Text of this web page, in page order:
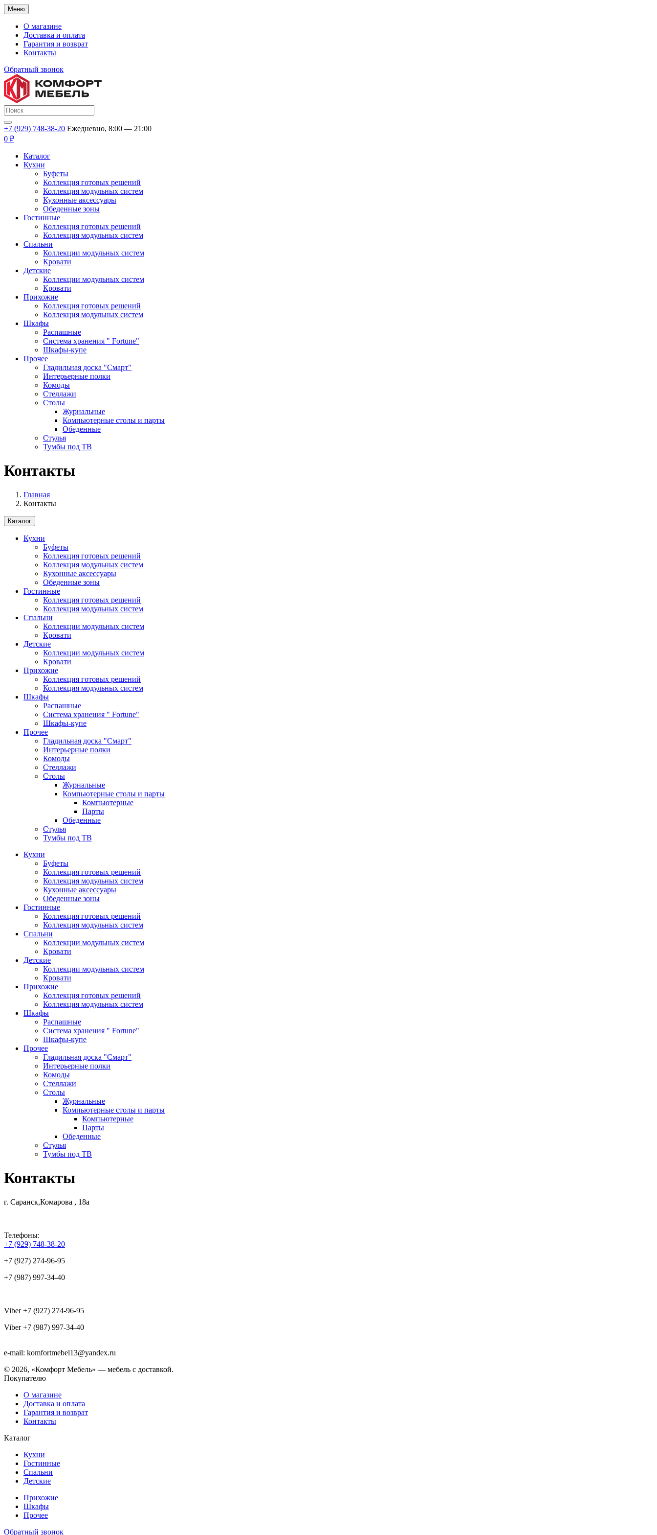
Меню
О магазине
Доставка и оплата
Гарантия и возврат
Контакты
Обратный звонок
+7 (929) 748-38-20 Ежедневно, 8:00 — 21:00
0 ₽
Каталог
Кухни
Буфеты
Коллекция готовых решений
Коллекция модульных систем
Кухонные аксессуары
Обеденные зоны
Гостинные
Коллекция готовых решений
Коллекция модульных систем
Спальни
Коллекции модульных систем
Кровати
Детские
Коллекции модульных систем
Кровати
Прихожие
Коллекция готовых решений
Коллекция модульных систем
Шкафы
Распашные
Система хранения " Fortune"
Шкафы-купе
Прочее
Гладильная доска "Смарт"
Интерьерные полки
Комоды
Стеллажи
Столы
Журнальные
Компьютерные столы и парты
Обеденные
Стулья
Тумбы под ТВ
Контакты
Главная
Контакты
Каталог
Кухни
Буфеты
Коллекция готовых решений
Коллекция модульных систем
Кухонные аксессуары
Обеденные зоны
Гостинные
Коллекция готовых решений
Коллекция модульных систем
Спальни
Коллекции модульных систем
Кровати
Детские
Коллекции модульных систем
Кровати
Прихожие
Коллекция готовых решений
Коллекция модульных систем
Шкафы
Распашные
Система хранения " Fortune"
Шкафы-купе
Прочее
Гладильная доска "Смарт"
Интерьерные полки
Комоды
Стеллажи
Столы
Журнальные
Компьютерные столы и парты
Компьютерные
Парты
Обеденные
Стулья
Тумбы под ТВ
Кухни
Буфеты
Коллекция готовых решений
Коллекция модульных систем
Кухонные аксессуары
Обеденные зоны
Гостинные
Коллекция готовых решений
Коллекция модульных систем
Спальни
Коллекции модульных систем
Кровати
Детские
Коллекции модульных систем
Кровати
Прихожие
Коллекция готовых решений
Коллекция модульных систем
Шкафы
Распашные
Система хранения " Fortune"
Шкафы-купе
Прочее
Гладильная доска "Смарт"
Интерьерные полки
Комоды
Стеллажи
Столы
Журнальные
Компьютерные столы и парты
Компьютерные
Парты
Обеденные
Стулья
Тумбы под ТВ
Контакты
г. Саранск,Комарова , 18а
Телефоны:
+7 (929) 748-38-20
+7 (927) 274-96-95
+7 (987) 997-34-40
Viber +7 (927) 274-96-95
Viber +7 (987) 997-34-40
e-mail: komfortmebel13@yandex.ru
© 2026, «Комфорт Мебель» — мебель с доставкой.
Покупателю
О магазине
Доставка и оплата
Гарантия и возврат
Контакты
Каталог
Кухни
Гостинные
Спальни
Детские
Прихожие
Шкафы
Прочее
Обратный звонок